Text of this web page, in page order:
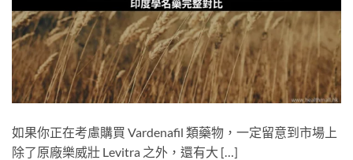
如果你正在考慮購買 Vardenafil 類藥物，一定留意到市場上
除了原廠樂威壯 Levitra 之外，還有大 […]